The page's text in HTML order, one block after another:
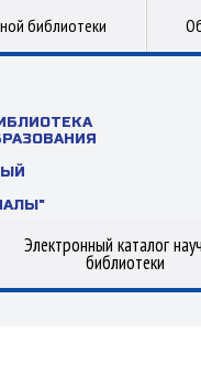
библиотеки
Электронный каталог
библиотеки